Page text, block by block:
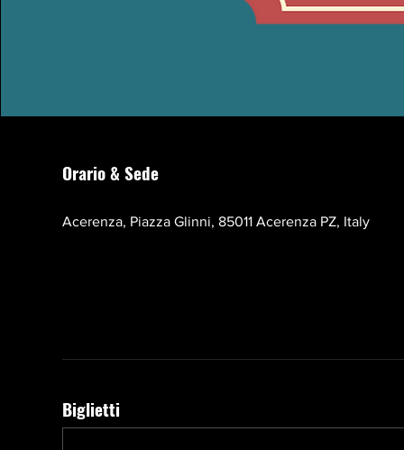
Orario & Sede
Acerenza, Piazza Glinni, 85011 Acerenza PZ, Italy
Biglietti